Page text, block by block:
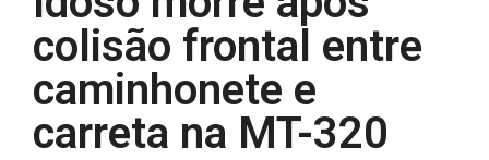
colisão frontal entre
caminhonete e
carreta na MT-320